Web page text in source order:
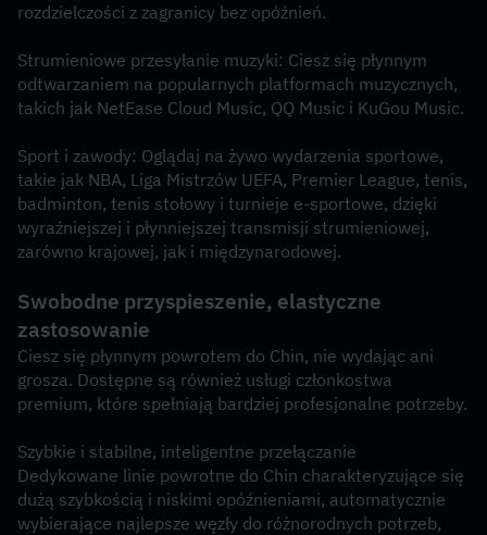
rozdzielczości z zagranicy bez opóźnień.
Strumieniowe przesyłanie muzyki: Ciesz się płynnym
odtwarzaniem na popularnych platformach muzycznych,
takich jak NetEase Cloud Music, QQ Music i KuGou Music.
Sport i zawody: Oglądaj na żywo wydarzenia sportowe,
takie jak NBA, Liga Mistrzów UEFA, Premier League, tenis,
badminton, tenis stołowy i turnieje e-sportowe, dzięki
wyraźniejszej i płynniejszej transmisji strumieniowej,
zarówno krajowej, jak i międzynarodowej.
Swobodne przyspieszenie, elastyczne
zastosowanie
Ciesz się płynnym powrotem do Chin, nie wydając ani
grosza. Dostępne są również usługi członkostwa
premium, które spełniają bardziej profesjonalne potrzeby.
Szybkie i stabilne, inteligentne przełączanie
Dedykowane linie powrotne do Chin charakteryzujące się
dużą szybkością i niskimi opóźnieniami, automatycznie
wybierające najlepsze węzły do ​​różnorodnych potrzeb,